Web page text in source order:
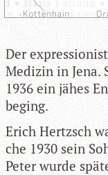
Der
Medi­zin in Jena.
1936 ein jähes
beging.
Erich Hertzsch
che 1930 sein
Peter wurde